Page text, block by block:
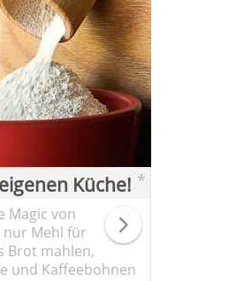
Küche! *
Magic von
Mehl für
Brot mahlen,
und Kaffeebohnen